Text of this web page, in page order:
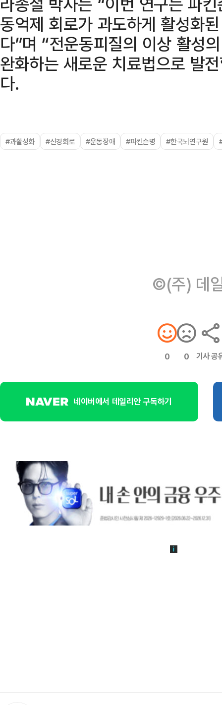
동억제 회로가 과도하게 활성화
다”며 “전운동피질의 이상 활성
완화하는 새로운 치료법으로 발
다.
#과활성화 #신경회로 #운동장애 #파킨슨병 #한국뇌연구원
©(주) 데
0 0 기사 공
네이버에서 데일리안 구독하기